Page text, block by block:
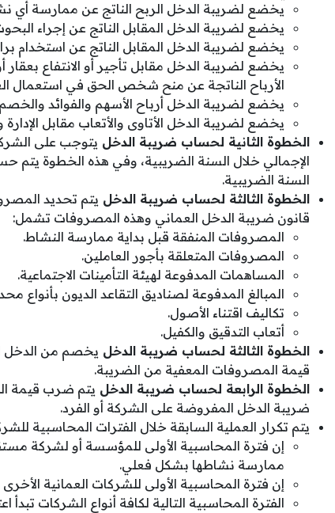
يخضع لضريبة الدخل الربح الناتج عن ممارسة أي
يخضع لضريبة الدخل المقابل الناتج عن إجراء
يخضع لضريبة الدخل المقابل الناتج عن استخدام
يخضع لضريبة الدخل مقابل تأجير أو الانتفاع بعقار
الأرباح الناتجة عن منح شخص الحق في استعمال
يخضع لضريبة الدخل أرباح الأسهم والفوائد
يخضع لضريبة الدخل الأتاوى والأتعاب مقابل
الخطوة الثانية لحساب ضريبة الدخل يتوجب على
الإجمالي خلال السنة الضريبية، وفي هذه الخطوة
السنة الضريبية.
الخطوة الثالثة لحساب ضريبة الدخل
قانون ضريبة الدخل العماني وهذه المصروفات تشمل:
المصروفات المنفقة قبل بداية ممارسة النشاط.
المصروفات المتعلقة بأجور العاملين.
المساهمات المدفوعة لهيئة التأمينات الاجتماعية.
المبالغ المدفوعة لصناديق التقاعد الديون بأنواع
تكاليف اقتناء الأصول.
أتعاب التدقيق والكفيل.
الخطوة الثالثة لحساب ضريبة الدخل يخصم من الدخل
قيمة المصروفات المعفية من الضريبة.
الخطوة الرابعة لحساب ضريبة الدخل يتم ضرب قيمة
ضريبة الدخل المفروضة على الشركة أو الفرد.
يتم تكرار العملية السابقة خلال الفترات المحاسبية
إن فترة المحاسبية الأولى للمؤسسة أو لشركة
ممارسة نشاطها بشكل فعلي.
إن فترة المحاسبية الأولى للشركات العمانية
الفترة المحاسبية التالية لكافة أنواع الشركات تبدأ